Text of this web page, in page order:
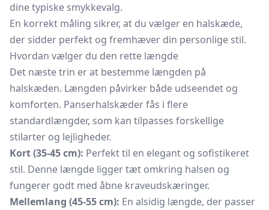
dine typiske smykkevalg.
En korrekt måling sikrer, at du vælger en halskæde,
der sidder perfekt og fremhæver din personlige stil.
Hvordan vælger du den rette længde
Det næste trin er at bestemme længden på
halskæden. Længden påvirker både udseendet og
komforten. Panserhalskæder fås i flere
standardlængder, som kan tilpasses forskellige
stilarter og lejligheder.
Kort (35-45 cm): Perfekt til en elegant og sofistikeret
stil. Denne længde ligger tæt omkring halsen og
fungerer godt med åbne kraveudskæringer.
Mellemlang (45-55 cm): En alsidig længde, der passer